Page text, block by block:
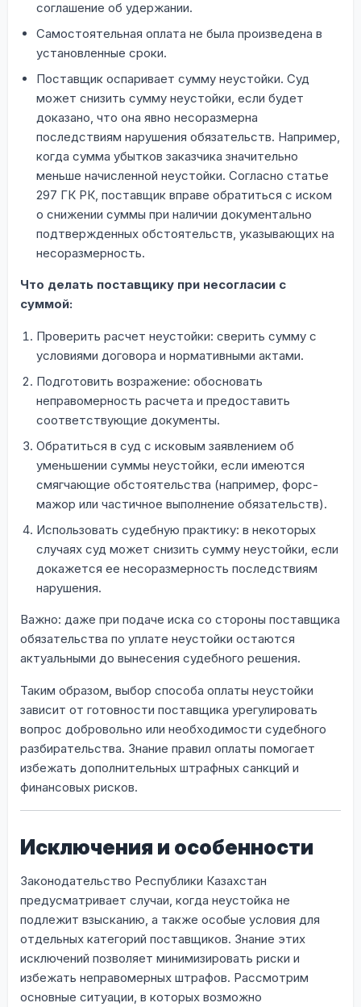
соглашение об удержании.
Самостоятельная оплата не была произведена в
установленные сроки.
Поставщик оспаривает сумму неустойки. Суд
может снизить сумму неустойки, если будет
доказано, что она явно несоразмерна
последствиям нарушения обязательств. Например,
когда сумма убытков заказчика значительно
меньше начисленной неустойки. Согласно статье
297 ГК РК, поставщик вправе обратиться с иском
о снижении суммы при наличии документально
подтвержденных обстоятельств, указывающих на
несоразмерность.
Что делать поставщику при несогласии с
суммой:
Проверить расчет неустойки: сверить сумму с
условиями договора и нормативными актами.
Подготовить возражение: обосновать
неправомерность расчета и предоставить
соответствующие документы.
Обратиться в суд с исковым заявлением об
уменьшении суммы неустойки, если имеются
смягчающие обстоятельства (например, форс-
мажор или частичное выполнение обязательств).
Использовать судебную практику: в некоторых
случаях суд может снизить сумму неустойки, если
докажется ее несоразмерность последствиям
нарушения.
Важно: даже при подаче иска со стороны поставщика
обязательства по уплате неустойки остаются
актуальными до вынесения судебного решения.
Таким образом, выбор способа оплаты неустойки
зависит от готовности поставщика урегулировать
вопрос добровольно или необходимости судебного
разбирательства. Знание правил оплаты помогает
избежать дополнительных штрафных санкций и
финансовых рисков.
Исключения и особенности
Законодательство Республики Казахстан
предусматривает случаи, когда неустойка не
подлежит взысканию, а также особые условия для
отдельных категорий поставщиков. Знание этих
исключений позволяет минимизировать риски и
избежать неправомерных штрафов. Рассмотрим
основные ситуации, в которых возможно